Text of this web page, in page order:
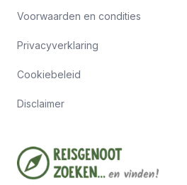
Voorwaarden en condities
Privacyverklaring
Cookiebeleid
Disclaimer